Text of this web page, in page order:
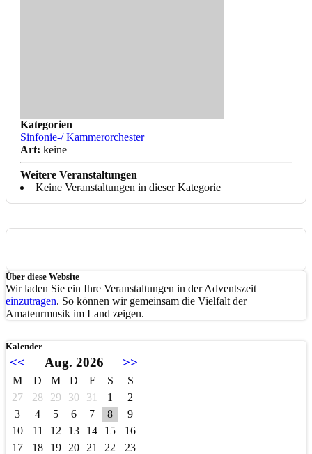
Kategorien
Sinfonie-/ Kammerorchester
Art: keine
Weitere Veranstaltungen
Keine Veranstaltungen in dieser Kategorie
Über diese Website
Wir laden Sie ein Ihre Veranstaltungen in der Adventszeit
einzutragen. So können wir gemeinsam die Vielfalt der
Amateurmusik im Land zeigen.
Kalender
<< Aug. 2026 >>
M D M D F S
S
27
28 29 30 31 1
2
3
4 5 6 7 8
9
10
11 12 13 14 15
16
17
18 19 20 21 22
23